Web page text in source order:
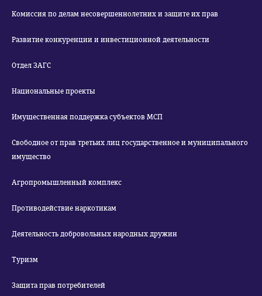
Комиссия по делам несовершеннолетних и защите их прав
Развитие конкуренции и инвестиционной деятельности
Отдел ЗАГС
Национальные проекты
Имущественная поддержка субъектов МСП
Свободное от прав третьих лиц государственное и муниципального
имущество
Агропромышленный комплекс
Противодействие наркотикам
Деятельность добровольных народных дружин
Туризм
Защита прав потребителей